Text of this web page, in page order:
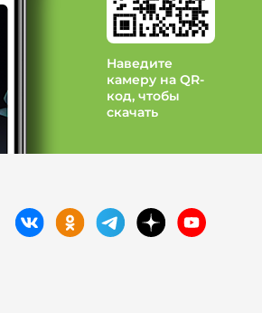
Наведите
камеру на QR-
код, чтобы
скачать